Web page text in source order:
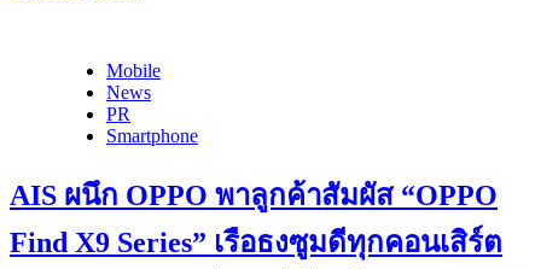
Mobile
News
PR
Smartphone
AIS ผนึก OPPO พาลูกค้าสัมผัส “OPPO
Find X9 Series” เรือธงซูมดีทุกคอนเสิร์ต